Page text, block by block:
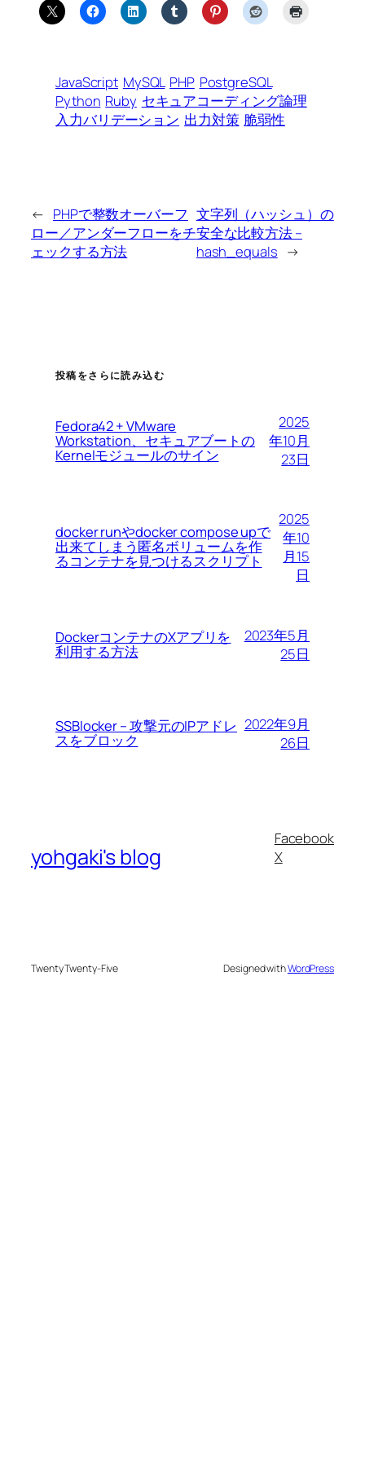
JavaScript MySQL PHP PostgreSQL
Python Ruby セキュアコーディング論理
入力バリデーション 出力対策 脆弱性
← PHPで整数オーバーフ
ロー／アンダーフローをチ
ェックする方法
文字列（ハッシュ）の
安全な比較方法 –
hash_equals →
投稿をさらに読み込む
Fedora42 + VMware
Workstation、セキュアブートの
Kernelモジュールのサイン
2025
年10月
23日
docker runやdocker compose upで
出来てしまう匿名ボリュームを作
るコンテナを見つけるスクリプト
2025
年10
月15
日
DockerコンテナのXアプリを
利用する方法
2023年5月
25日
SSBlocker – 攻撃元のIPアドレ
スをブロック
2022年9月
26日
yohgaki's blog
Facebook
X
Twenty Twenty-Five Designed withWordPress